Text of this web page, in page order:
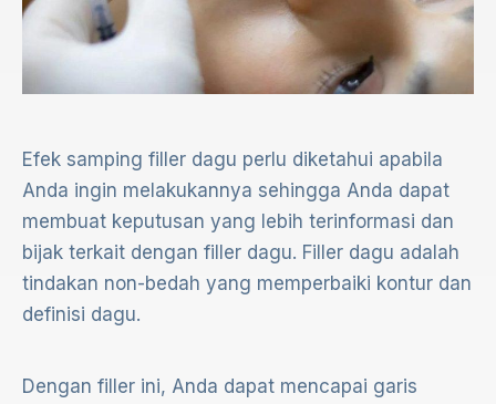
Efek samping filler dagu perlu diketahui apabila
Anda ingin melakukannya sehingga Anda dapat
membuat keputusan yang lebih terinformasi dan
bijak terkait dengan filler dagu. Filler dagu adalah
tindakan non-bedah yang memperbaiki kontur dan
definisi dagu.
Dengan filler ini, Anda dapat mencapai garis